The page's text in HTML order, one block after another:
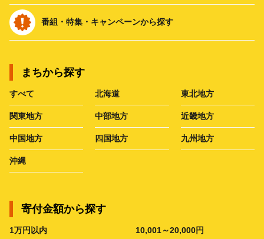
番組・特集・キャンペーンから探す
まちから探す
すべて 北海道 東北地方
関東地方 中部地方 近畿地方
中国地方 四国地方 九州地方
沖縄
寄付金額から探す
1万円以内 10,001～20,000円